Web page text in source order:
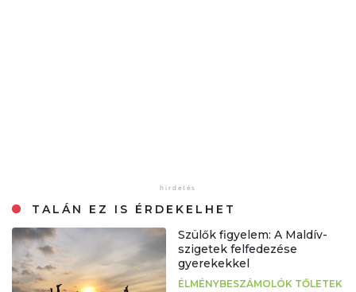
TALÁN EZ IS ÉRDEKELHET
Szülők figyelem: A Maldív-
szigetek felfedezése
gyerekekkel
ÉLMÉNYBESZÁMOLÓK TŐLETEK